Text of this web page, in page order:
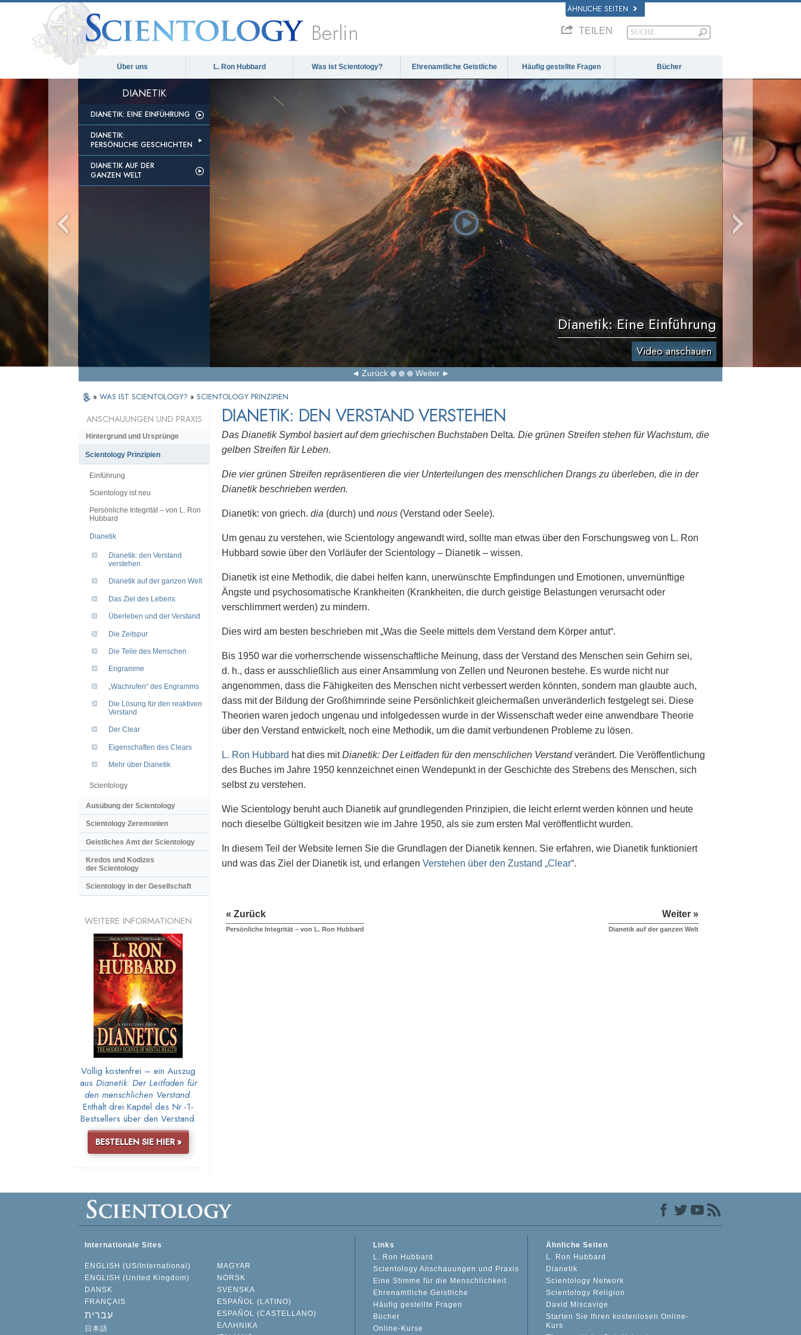
ÄHNLICHE SEITEN
Berlin TEILEN
Über uns L. Ron Hubbard Was ist Scientology? Ehrenamtliche Geistliche Häufig gestellte Fragen Bücher
DIANETIK
DIANETIK: EINE EINFÜHRUNG
DIANETIK:
PERSÖNLICHE GESCHICHTEN
DIANETIK AUF DER
GANZEN WELT
Dianetik: Eine Einführung
Video anschauen
Zurück Weiter
» WAS IST SCIENTOLOGY? » SCIENTOLOGY PRINZIPIEN
DIANETIK: DEN VERSTAND VERSTEHEN
Das Dianetik Symbol basiert auf dem griechischen Buchstaben Delta. Die grünen Streifen stehen für Wachstum, die
gelben Streifen für Leben.
Die vier grünen Streifen repräsentieren die vier Unterteilungen des menschlichen Drangs zu überleben, die in der
Dianetik beschrieben werden.
Dianetik: von griech. dia (durch) und nous (Verstand oder Seele).
Um genau zu verstehen, wie Scientology angewandt wird, sollte man etwas über den Forschungsweg von L. Ron
Hubbard sowie über den Vorläufer der Scientology – Dianetik – wissen.
Dianetik ist eine Methodik, die dabei helfen kann, unerwünschte Empfindungen und Emotionen, unvernünftige
Ängste und psychosomatische Krankheiten (Krankheiten, die durch geistige Belastungen verursacht oder
verschlimmert werden) zu mindern.
Dies wird am besten beschrieben mit „Was die Seele mittels dem Verstand dem Körper antut“.
Bis 1950 war die vorherrschende wissenschaftliche Meinung, dass der Verstand des Menschen sein Gehirn sei,
d. h., dass er ausschließlich aus einer Ansammlung von Zellen und Neuronen bestehe. Es wurde nicht nur
angenommen, dass die Fähigkeiten des Menschen nicht verbessert werden könnten, sondern man glaubte auch,
dass mit der Bildung der Großhirnrinde seine Persönlichkeit gleichermaßen unveränderlich festgelegt sei. Diese
Theorien waren jedoch ungenau und infolgedessen wurde in der Wissenschaft weder eine anwendbare Theorie
über den Verstand entwickelt, noch eine Methodik, um die damit verbundenen Probleme zu lösen.
L. Ron Hubbard hat dies mitDianetik: Der Leitfaden für den menschlichen Verstandverändert. Die Veröffentlichung
des Buches im Jahre 1950 kennzeichnet einen Wendepunkt in der Geschichte des Strebens des Menschen, sich
selbst zu verstehen.
Wie Scientology beruht auch Dianetik auf grundlegenden Prinzipien, die leicht erlernt werden können und heute
noch dieselbe Gültigkeit besitzen wie im Jahre 1950, als sie zum ersten Mal veröffentlicht wurden.
In diesem Teil der Website lernen Sie die Grundlagen der Dianetik kennen. Sie erfahren, wie Dianetik funktioniert
und was das Ziel der Dianetik ist, und erlangen Verstehen über den Zustand „Clear“.
« Zurück
Persönliche Integrität – von L. Ron Hubbard
Weiter »
Dianetik auf der ganzen Welt
ANSCHAUUNGEN UND PRAXIS
Hintergrund und Ursprünge
Scientology Prinzipien
Einführung
Scientology ist neu
Persönliche Integrität – von L. Ron
Hubbard
Dianetik
Dianetik: den Verstand
verstehen
Dianetik auf der ganzen Welt
Das Ziel des Lebens
Überleben und der Verstand
Die Zeitspur
Die Teile des Menschen
Engramme
„Wachrufen“ des Engramms
Die Lösung für den reaktiven
Verstand
Der Clear
Eigenschaften des Clears
Mehr über Dianetik
Scientology
Ausübung der Scientology
Scientology Zeremonien
Geistliches Amt der Scientology
Kredos und Kodizes
der Scientology
Scientology in der Gesellschaft
WEITERE INFORMATIONEN
Völlig kostenfrei – ein Auszug
aus Dianetik: Der Leitfaden für
den menschlichen Verstand.
Enthält drei Kapitel des Nr.-1-
Bestsellers über den Verstand.
BESTELLEN SIE HIER »
Internationale Sites
ENGLISH (US/International)
ENGLISH (United Kingdom)
DANSK
FRANÇAIS
עברית
日本語
MAGYAR
NORSK
SVENSKA
ESPAÑOL (LATINO)
ESPAÑOL (CASTELLANO)
ΕΛΛΗΝΙΚA
Links
L. Ron Hubbard
Scientology Anschauungen und Praxis
Eine Stimme für die Menschlichkeit
Ehrenamtliche Geistliche
Häufig gestellte Fragen
Bücher
Online-Kurse
Ähnliche Seiten
L. Ron Hubbard
Dianetik
Scientology Network
Scientology Religion
David Miscavige
Starten Sie Ihren kostenlosen Online-
Kurs